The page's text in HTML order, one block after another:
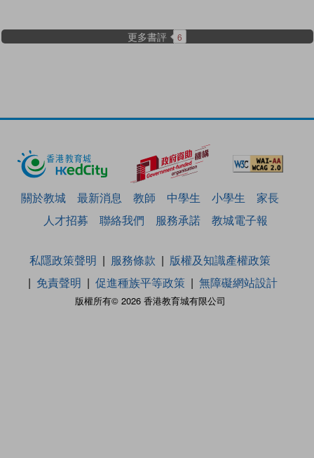
更多書評 6
關於教城 最新消息 教師 中學生 小學生
家長
人才招募
聯絡我們 服務承諾 教城電子報
版權所有© 2026 香港教育城有限公司
私隱政策聲明 服務條款
版權及知識產權政策
免責聲明
促進種族平等政策 無障礙網站設計